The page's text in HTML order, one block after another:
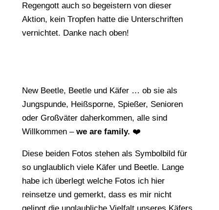
Regengott auch so begeistern von dieser
Aktion, kein Tropfen hatte die Unterschriften
vernichtet. Danke nach oben!
New Beetle, Beetle und Käfer … ob sie als
Jungspunde, Heißsporne, Spießer, Senioren
oder Großväter daherkommen, alle sind
Willkommen – we are family. ❤️
Diese beiden Fotos stehen als Symbolbild für
so unglaublich viele Käfer und Beetle. Lange
habe ich überlegt welche Fotos ich hier
reinsetze und gemerkt, dass es mir nicht